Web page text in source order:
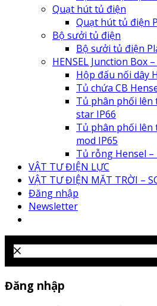
Quạt hút tủ điện
Quạt hút tủ điện
Bộ sưởi tủ điện
Bộ sưởi tủ điện
HENSEL Junction Box
Hộp đấu nối dây
Tủ chứa CB
Tủ phân phối lên
star IP66
Tủ phân phối lên
mod IP65
Tủ rỗng Hensel –
VẬT TƯ ĐIỆN LỰC
VẬT TƯ ĐIỆN MẶT TRỜI –
Đăng nhập
Newsletter
Đăng nhập